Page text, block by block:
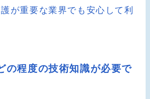
が重要な業界でも安心して利
の程度の技術知識が必要で